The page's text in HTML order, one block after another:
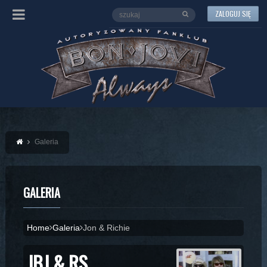
ZALOGUJ SIĘ
Galeria
GALERIA
Home Galeria Jon & Richie